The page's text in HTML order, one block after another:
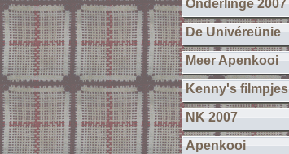
Onderlinge 2007
De Univéreünie
Meer Apenkooi
Kenny's filmpjes
NK 2007
Apenkooi